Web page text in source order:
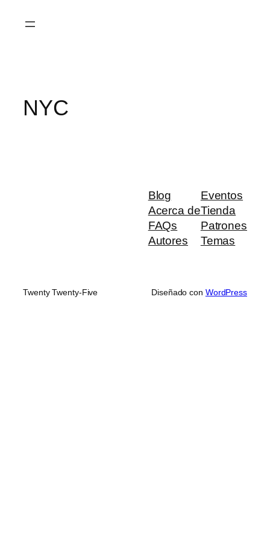
NYC
Blog
Acerca de
FAQs
Autores
Eventos
Tienda
Patrones
Temas
Twenty Twenty-Five Diseñado con WordPress